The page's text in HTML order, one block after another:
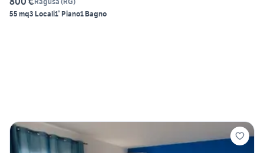
55 mq3 Locali1° Piano1 Bagno